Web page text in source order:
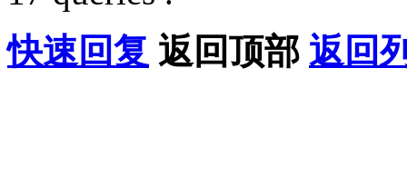
快速回复 返回顶部 返回